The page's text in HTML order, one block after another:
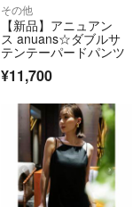
その他
【新品】アニュアン
ス anuans☆ダブルサ
テンテーパードパンツ
¥11,700